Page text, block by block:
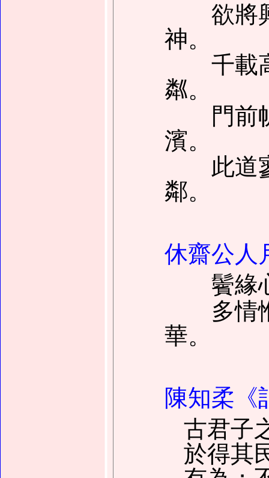
欲將興
神。
千載高
粼。
門前帆
濱。
此道寥
鄰。
休齋公人
鬢緣心
多情惟
華。
陳知柔《
古君子
於得其